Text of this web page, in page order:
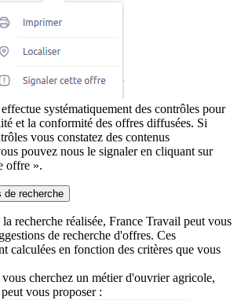
systématiquement des contrôles pour
et la conformité des offres diffusées. Si
vous constatez des contenus
pouvez nous le signaler en cliquant sur
offre ».
de recherche
recherche réalisée, France Travail peut vous
de recherche d'offres. Ces
calculées en fonction des critères que vous
cherchez un métier d'ouvrier agricole,
vous proposer :